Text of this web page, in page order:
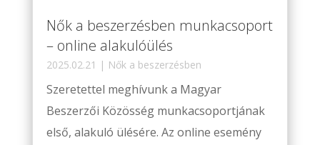
Nők a beszerzésben munkacsoport
– online alakulóülés
2025.02.21 | Nők a beszerzésben
Szeretettel meghívunk a Magyar
Beszerzői Közösség munkacsoportjának
első, alakuló ülésére. Az online esemény